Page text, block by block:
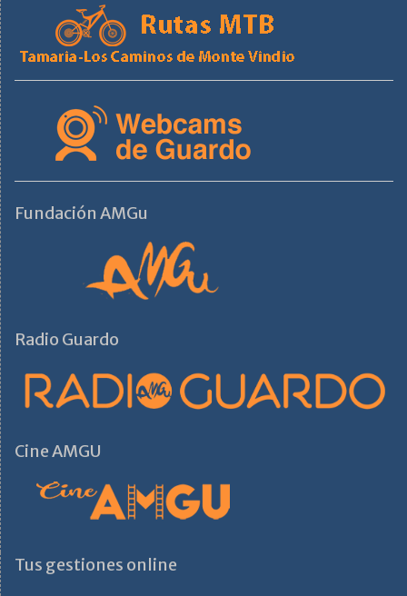
Fundación AMGu
Radio Guardo
Cine AMGU
Tus gestiones online